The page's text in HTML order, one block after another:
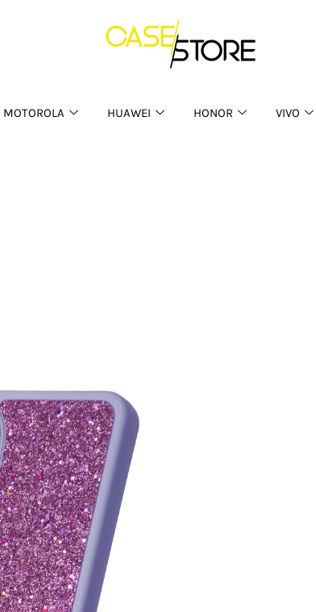
MOTOROLA HUAWEI HONOR VIVO